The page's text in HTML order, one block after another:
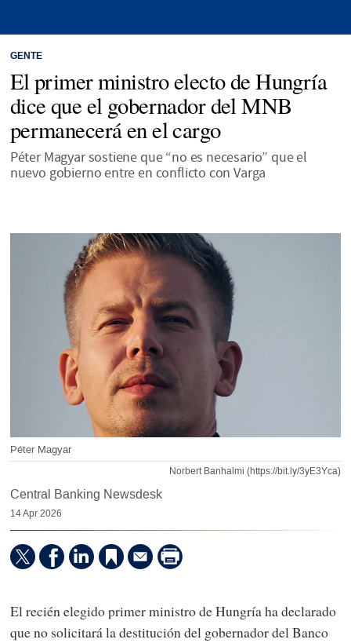
GENTE
El primer ministro electo de Hungría
dice que el gobernador del MNB
permanecerá en el cargo
Péter Magyar sostiene que “no es necesario” que el
nuevo gobierno entre en conflicto con Varga
Péter Magyar
Norbert Banhalmi (https://bit.ly/3yE3Yca)
Central Banking Newsdesk
14 Apr 2026
El recién elegido primer ministro de Hungría ha declarado
que no solicitará la destitución del gobernador del Banco